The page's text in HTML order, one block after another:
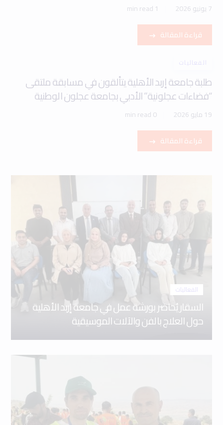
7 يونيو 2026 1 min read
قراءة المقالة
الفعاليات
طلبة جامعة إربد الأهلية يتألقون في مسابقة ملتقى
“فضاءات عجلونية” الأدبي بجامعة عجلون الوطنية
19 مايو 2026 0 min read
قراءة المقالة
الفعاليات
السقار يُحاضر بورشة عمل في جامعة إربد الأهلية
حول العلاج بالفن والآلات الموسيقية